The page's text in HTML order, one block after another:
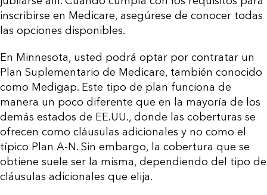
inscribirse en Medicare, asegúrese de conocer todas
las opciones disponibles.
En Minnesota, usted podrá optar por contratar un
Plan Suplementario de Medicare, también conocido
como Medigap. Este tipo de plan funciona de
manera un poco diferente que en la mayoría de los
demás estados de EE.UU., donde las coberturas se
ofrecen como cláusulas adicionales y no como el
típico Plan A-N. Sin embargo, la cobertura que se
obtiene suele ser la misma, dependiendo del tipo de
cláusulas adicionales que elija.